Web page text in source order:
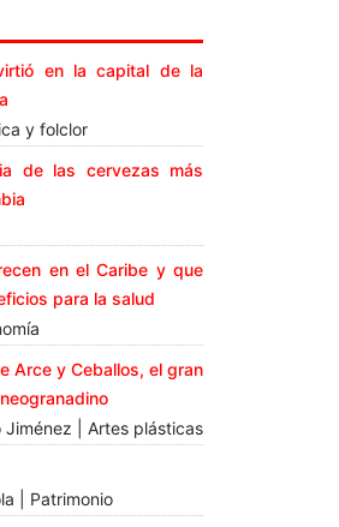
en la capital de la
y folclor
de las cervezas más
en el Caribe y que
para la salud
Arce y Ceballos, el gran
Jiménez | Artes plásticas
| Patrimonio